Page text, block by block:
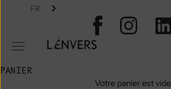
L'ENVERS
Ouvrir le menu de navigation
FR
PANIER
Votre panier est vide